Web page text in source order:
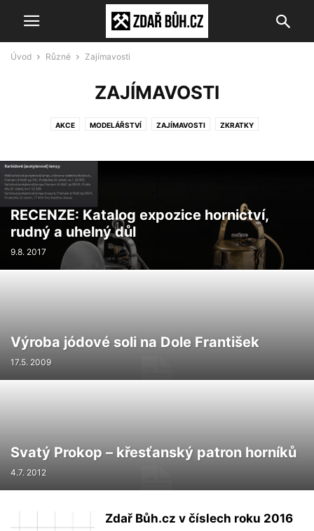
Úvod Různé Zajímavosti
ZAJÍMAVOSTI
AKCE MODELÁŘSTVÍ ZAJÍMAVOSTI ZKRATKY
RECENZE: Katalog expozice hornictví,
rudný a uhelný důl
9.8. 2017
Výroba jódové soli na Dole František
17.5. 2009
Svatý Prokop – křesťanský patron horníků
4.7. 2012
Zdař Bůh.cz v číslech roku 2016